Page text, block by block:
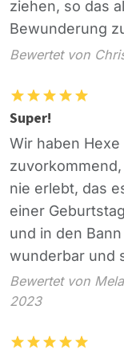
ziehen, so das
Bewunderung
Bewertet von
Super!
Wir haben
nie erlebt, das
einer
und in den
wunderbar und
Bewertet von
2023